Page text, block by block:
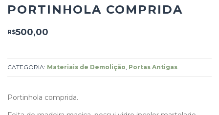
PORTINHOLA COMPRIDA
R$500,00
CATEGORIA: Materiais de Demolição Portas Antigas
Portinhola comprida.